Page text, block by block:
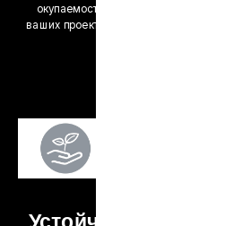
окупаемость
ваших проектов.
Устойчи